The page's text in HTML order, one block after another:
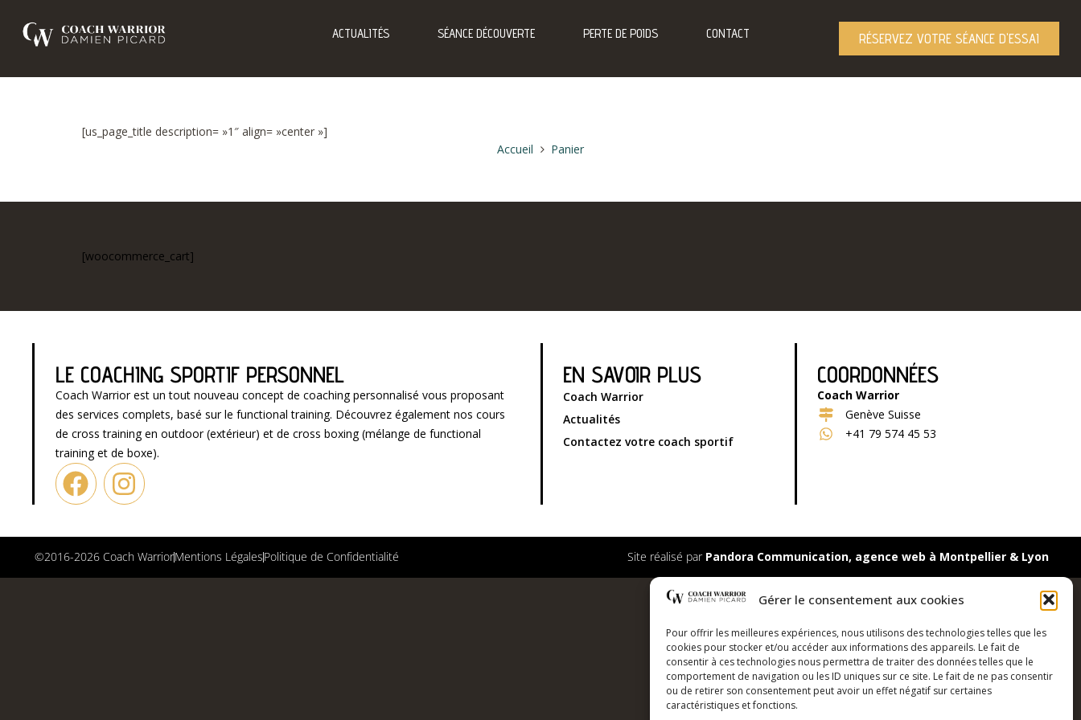
Gérer le consentement aux cookies
Pour offrir les meilleures expériences, nous utilisons des technologies telles que les
cookies pour stocker et/ou accéder aux informations des appareils. Le fait de
consentir à ces technologies nous permettra de traiter des données telles que le
comportement de navigation ou les ID uniques sur ce site. Le fait de ne pas consentir
ou de retirer son consentement peut avoir un effet négatif sur certaines
caractéristiques et fonctions.
ACTUALITÉS SÉANCE DÉCOUVERTE PERTE DE POIDS CONTACT RÉSERVEZ VOTRE SÉANCE D'ESSAI
[us_page_title description= »1″ align= »center »]
Accueil
Panier
[woocommerce_cart]
LE COACHING SPORTIF PERSONNEL
Coach Warrior est un tout nouveau concept de coaching personnalisé vous proposant
des services complets, basé sur le functional training. Découvrez également nos cours
de cross training en outdoor (extérieur) et de cross boxing (mélange de functional
training et de boxe).
EN SAVOIR PLUS
Coach Warrior
Actualités
Contactez votre coach sportif
COORDONNÉES
Coach Warrior
Genève Suisse
+41 79 574 45 53
©2016-2026 Coach WarriorMentions LégalesPolitique de Confidentialité Site réalisé par Pandora Communication, agence web à Montpellier & Lyon